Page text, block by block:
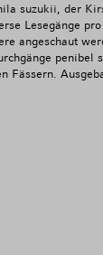
suzukii, der
Lesegänge
angeschaut
penibel
Fässern.